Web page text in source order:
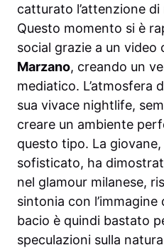
catturato l’attenzione
Questo momento si è
social grazie a un video
Marzano, creando un
mediatico. L’atmosfera
sua vivace nightlife,
creare un ambiente
questo tipo. La
sofisticato, ha
nel glamour milanese,
sintonia con l’immagine
bacio è quindi bastato
speculazioni sulla